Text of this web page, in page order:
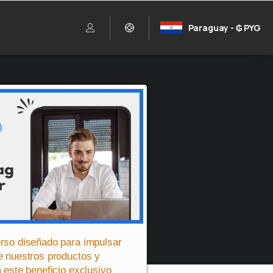
Paraguay - ₲ PYG
diseñado para impulsar
nuestros productos y
este beneficio exclusivo